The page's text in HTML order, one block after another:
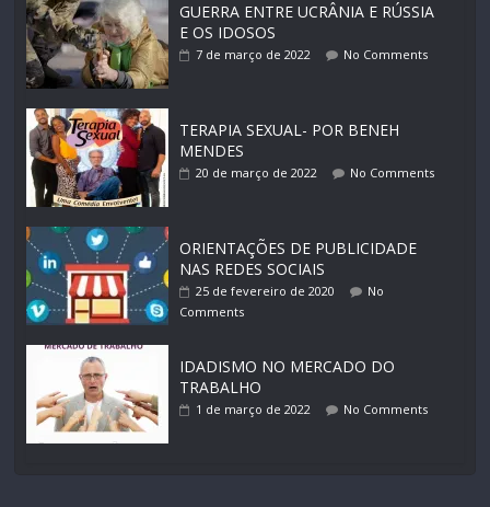
GUERRA ENTRE UCRÂNIA E RÚSSIA
E OS IDOSOS
7 de março de 2022 No Comments
TERAPIA SEXUAL- POR BENEH
MENDES
20 de março de 2022 No Comments
ORIENTAÇÕES DE PUBLICIDADE
NAS REDES SOCIAIS
25 de fevereiro de 2020
No
Comments
IDADISMO NO MERCADO DO
TRABALHO
1 de março de 2022 No Comments